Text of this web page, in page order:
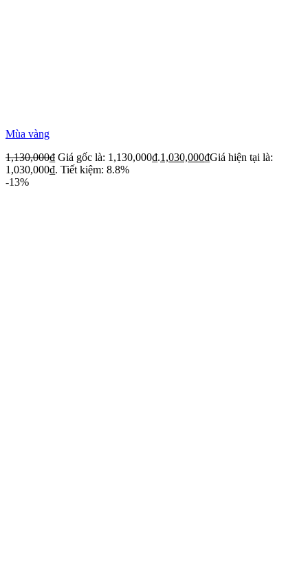
Mùa vàng
1,130,000₫ Giá gốc là: 1,130,000₫.1,030,000₫Giá hiện tại là:
1,030,000₫. Tiết kiệm: 8.8%
-13%